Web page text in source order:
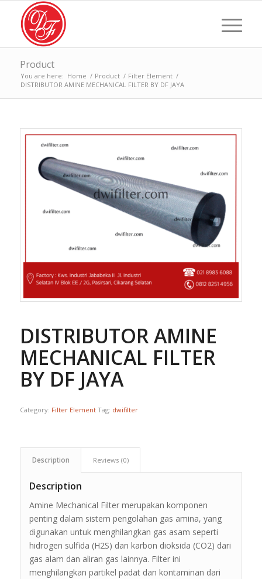
Product
You are here: Home / Product / Filter Element /
DISTRIBUTOR AMINE MECHANICAL FILTER BY DF JAYA
DISTRIBUTOR AMINE
MECHANICAL FILTER
BY DF JAYA
Category: Filter Element Tag: dwifilter
Description Reviews (0)
Description
Amine Mechanical Filter merupakan komponen
penting dalam sistem pengolahan gas amina, yang
digunakan untuk menghilangkan gas asam seperti
hidrogen sulfida (H2S) dan karbon dioksida (CO2) dari
gas alam dan aliran gas lainnya. Filter ini
menghilangkan partikel padat dan kontaminan dari